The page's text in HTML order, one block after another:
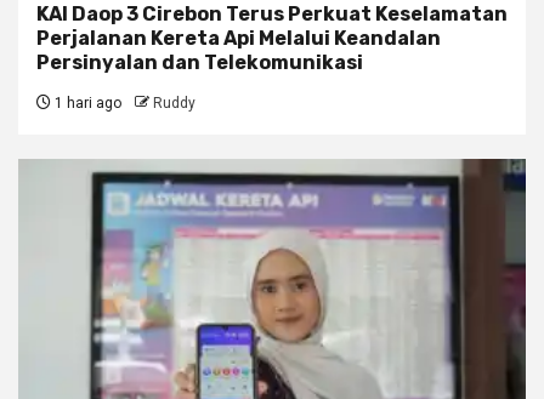
KAI Daop 3 Cirebon Terus Perkuat Keselamatan
Perjalanan Kereta Api Melalui Keandalan
Persinyalan dan Telekomunikasi
1 hari ago Ruddy